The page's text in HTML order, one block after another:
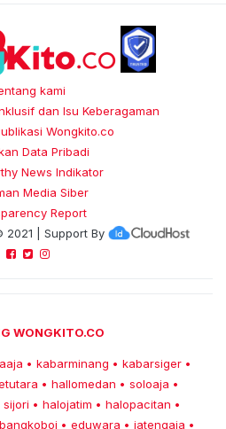
kami
dan Isu Keberagaman
Wongkito.co
Data Pribadi
News Indikator
Media Siber
Report
2021 | Support By
WONGKITO.CO
• kabarminang • kabarsiger •
• hallomedan • soloaja •
sijori • halojatim • halopacitan •
bangkoboi • eduwara • jatengaja •